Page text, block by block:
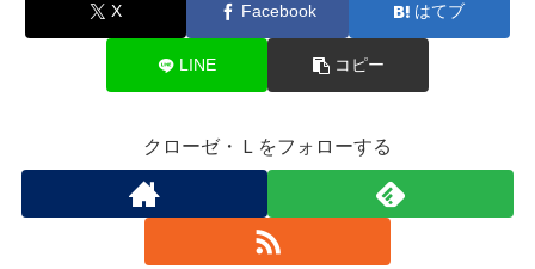
X Facebook はてブ
LINE コピー
クローゼ・Ｌをフォローする